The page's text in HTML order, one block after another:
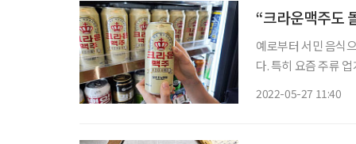
“크라운맥주도
예로부터 서민 음식
다. 특히 요즘 주류
2022-05-27 11:40